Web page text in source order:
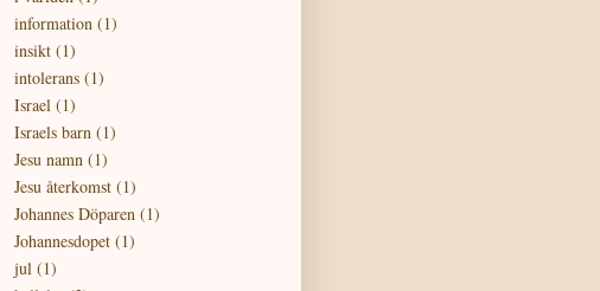
information (1)
insikt (1)
intolerans (1)
Israel (1)
Israels barn (1)
Jesu namn (1)
Jesu återkomst (1)
Johannes Döparen (1)
Johannesdopet (1)
jul (1)